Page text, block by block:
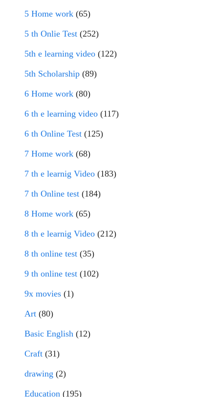
5 Home work (65)
5 th Onlie Test (252)
5th e learning video (122)
5th Scholarship (89)
6 Home work (80)
6 th e learning video (117)
6 th Online Test (125)
7 Home work (68)
7 th e learnig Video (183)
7 th Online test (184)
8 Home work (65)
8 th e learnig Video (212)
8 th online test (35)
9 th online test (102)
9x movies (1)
Art (80)
Basic English (12)
Craft (31)
drawing (2)
Education (195)